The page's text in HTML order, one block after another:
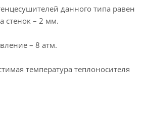
данного типа равен
стенок – 2 мм.
– 8 атм.
температура теплоносителя